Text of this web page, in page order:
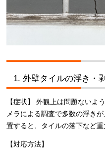
1. 外壁タイルの浮き・
【症状】 外観上は問題ないよ
メラによる調査で多数の浮き
置すると、タイルの落下など重
【対応方法】